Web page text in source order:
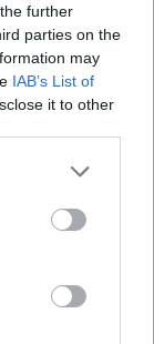
further
parties on the
may
IAB’s List of
it to other
more Google
may click to
party tags to
below Google
Dens
med færre
hos
senket
Dette
leddgikt,